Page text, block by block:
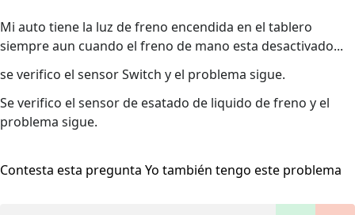
Mi auto tiene la luz de freno encendida en el tablero
siempre aun cuando el freno de mano esta desactivado...
se verifico el sensor Switch y el problema sigue.
Se verifico el sensor de esatado de liquido de freno y el
problema sigue.
Contesta esta pregunta Yo también tengo este problema